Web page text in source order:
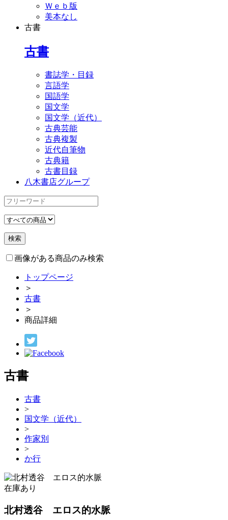
Ｗｅｂ版
美本なし
古書
古書
書誌学・目録
言語学
国語学
国文学
国文学（近代）
古典芸能
古典複製
近代自筆物
古典籍
古書目録
八木書店グループ
画像がある商品のみ検索
トップページ
＞
古書
＞
商品詳細
古書
古書
>
国文学（近代）
>
作家別
>
か行
在庫あり
北村透谷 エロス的水脈